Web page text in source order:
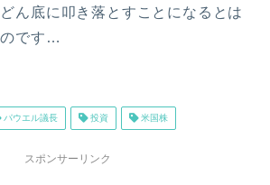
ん底に叩き落とすことになるとは
です…
パウエル議長 投資 米国株
スポンサーリンク